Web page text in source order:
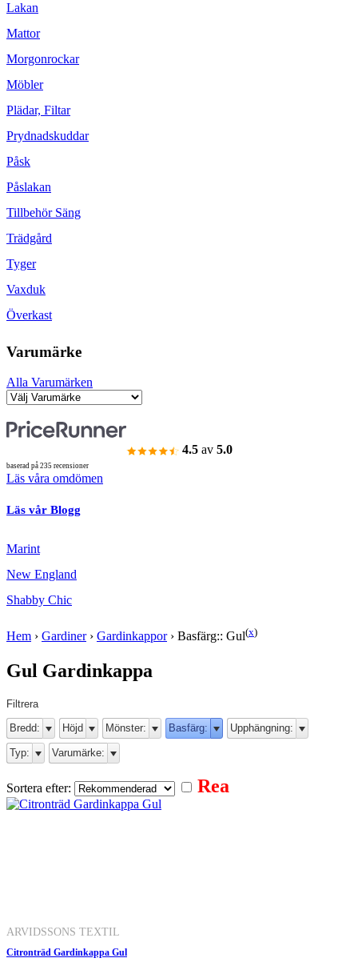
Lakan
Mattor
Morgonrockar
Möbler
Plädar, Filtar
Prydnadskuddar
Påsk
Påslakan
Tillbehör Säng
Trädgård
Tyger
Vaxduk
Överkast
Varumärke
Alla Varumärken
4.5 av 5.0
baserad på 235 recensioner
Läs våra omdömen
Läs vår Blogg
Marint
New England
Shabby Chic
Hem › Gardiner› Gardinkappor› Basfärg:: Gul(x)
Gul Gardinkappa
Filtrera
Bredd:
Höjd Mönster: Basfärg: Upphängning:
Typ: Varumärke:
Sortera efter: Rea
ARVIDSSONS TEXTIL
Citronträd Gardinkappa Gul